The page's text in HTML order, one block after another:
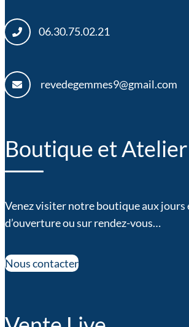
06.30.75.02.21
revedegemmes9@gmail.com
Boutique et Atelier
Venez visiter notre boutique aux jours
d’ouverture ou sur rendez-vous…
Nous contacter